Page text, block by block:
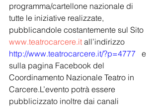
programma/cartellone nazionale di
tutte le iniziative realizzate,
pubblicandole costantemente sul Sito
www.teatrocarcere.it all’indirizzo
http://www.teatrocarcere.it/?p=4777 e
sulla pagina Facebook del
Coordinamento Nazionale Teatro in
Carcere.L’evento potrà essere
pubblicizzato inoltre dai canali